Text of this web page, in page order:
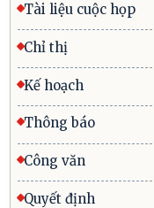
Tài liệu cuộc họp
Chỉ thị
Kế hoạch
Thông báo
Công văn
Quyết định